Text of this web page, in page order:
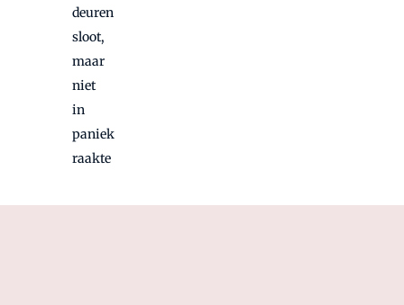
deuren
sloot,
maar
niet
in
paniek
raakte